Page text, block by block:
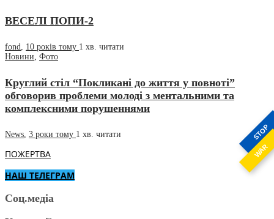
STOP
WAR
ВЕСЕЛІ ПОПИ-2
fond 10 років тому 1 хв. читати
Новини Фото
Круглий стіл “Покликані до життя у повноті”
обговорив проблеми молоді з ментальними та
комплексними порушеннями
News 3 роки тому 1 хв. читати
ПОЖЕРТВА
НАШ ТЕЛЕГРАМ
Соц.медіа